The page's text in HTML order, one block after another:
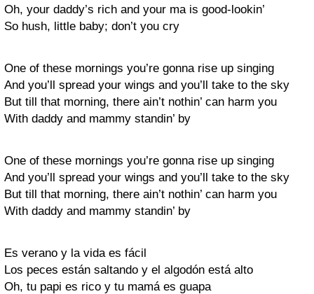
Oh, your daddy’s rich and your ma is good-lookin’
So hush, little baby; don’t you cry
One of these mornings you’re gonna rise up singing
And you’ll spread your wings and you’ll take to the sky
But till that morning, there ain’t nothin’ can harm you
With daddy and mammy standin’ by
One of these mornings you’re gonna rise up singing
And you’ll spread your wings and you’ll take to the sky
But till that morning, there ain’t nothin’ can harm you
With daddy and mammy standin’ by
Es verano y la vida es fácil
Los peces están saltando y el algodón está alto
Oh, tu papi es rico y tu mamá es guapa